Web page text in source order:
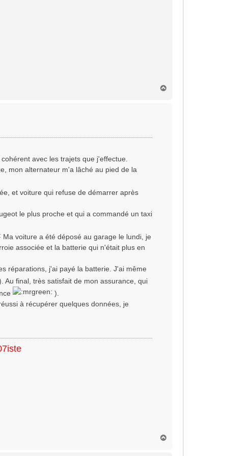
avec les trajets que j'effectue.
mon alternateur m'a lâché au pied de la
et voiture qui refuse de démarrer après
le plus proche et qui a commandé un taxi
Ma voiture a été déposé au garage le lundi, je
associée et la batterie qui n'était plus en
réparations, j'ai payé la batterie. J'ai même
Au final, très satisfait de mon assurance, qui
).
à récupérer quelques données, je